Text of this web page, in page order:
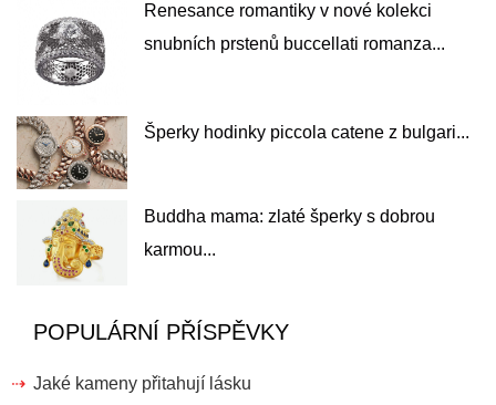
Renesance romantiky v nové kolekci
snubních prstenů buccellati romanza...
Šperky hodinky piccola catene z bulgari...
Buddha mama: zlaté šperky s dobrou
karmou...
POPULÁRNÍ PŘÍSPĚVKY
Jaké kameny přitahují lásku